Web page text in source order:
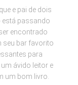
e pai de dois
está passando
encontrado
seu bar favorito
para
ávido leitor e
um bom livro.